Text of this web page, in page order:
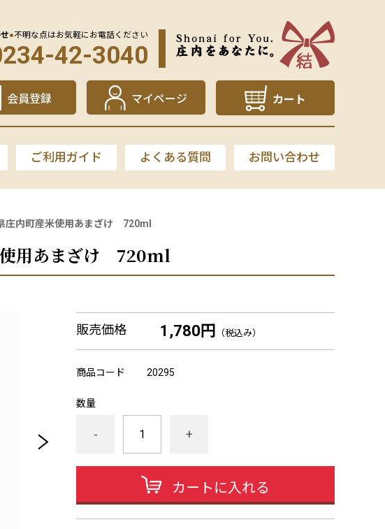
●不明な点はお気軽にお電話ください
42-3040
会員登録 マイページ カート
ご利用ガイド よくある質問 お問い合わせ
内町産米使用あまざけ 720ml
用あまざけ 720ml
販売価格 1,780円 （税込み）
商品コード 20295
数量
- +
カートに入れる